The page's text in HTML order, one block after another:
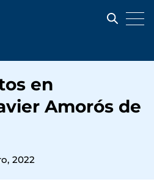
en
Amorós de
2022